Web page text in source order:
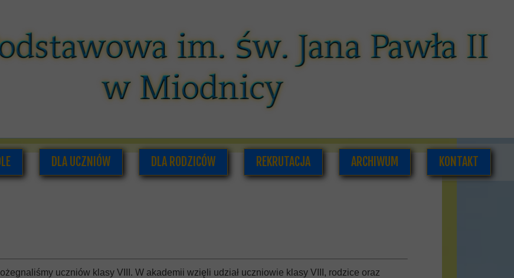
uczniów klasy VIII. W akademii wzięli udział uczniowie klasy VIII, rodzice oraz
SZKOŁY
DLA UCZNIÓW
PODRĘCZNIKI
DLA RODZICÓW REKRUTACJA ARCHIWUM KONTAKT